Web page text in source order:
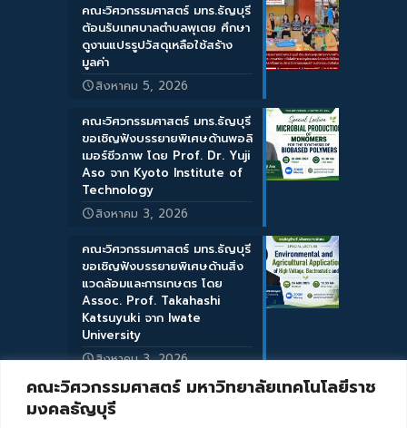
คณะวิศวกรรมศาสตร์ มหาวิทยาลัยเทคโนโลยีราช
มงคลธัญบุรี
คณะวิศวกรรมศาสตร์ มทร.ธัญบุรี
ต้อนรับเทศบาลตำบลพุเตย ศึกษา
ดูงานแปรรูปวัสดุเหลือใช้สร้าง
มูลค่า
สิงหาคม 5, 2026
คณะวิศวกรรมศาสตร์ มทร.ธัญบุรี
ขอเชิญฟังบรรยายพิเศษด้านพอลิ
เมอร์ชีวภาพ โดย Prof. Dr. Yuji
Aso จาก Kyoto Institute of
Technology
สิงหาคม 3, 2026
คณะวิศวกรรมศาสตร์ มทร.ธัญบุรี
ขอเชิญฟังบรรยายพิเศษด้านสิ่ง
แวดล้อมและการเกษตร โดย
Assoc. Prof. Takahashi
Katsuyuki จาก Iwate
University
สิงหาคม 3, 2026